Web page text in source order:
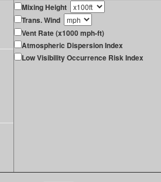
Mixing Height
Trans. Wind
Vent Rate (x1000 mph-ft)
Atmospheric Dispersion Index
Low Visibility Occurrence Risk Index